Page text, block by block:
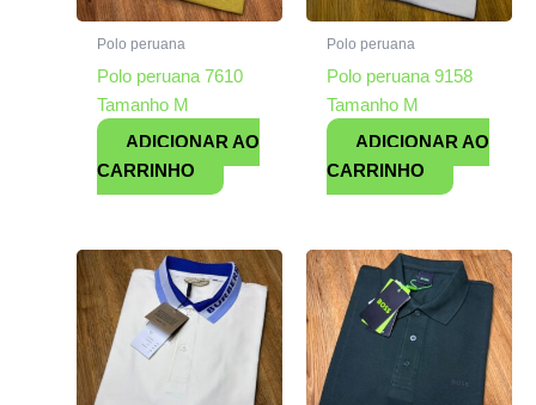
Polo peruana
Polo peruana 7610
Tamanho M
ADICIONAR AO
CARRINHO
Polo peruana
Polo peruana 9158
Tamanho M
ADICIONAR AO
CARRINHO